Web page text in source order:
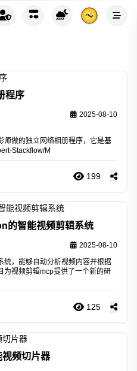
程序
2025-08-10
师做的独立网络相册程序，它是基
Stackflow/M
199
的智能视频剪辑系统
2025-08-10
统，能够自动分析视频内容并根据
为视频剪辑mcp提供了一个新的研
125
频切片器